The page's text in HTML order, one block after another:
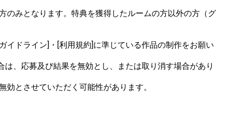
のみとなります。特典を獲得したルームの方以外の方（グ
イドライン]・[利用規約]に準じている作品の制作をお願い
、応募及び結果を無効とし、または取り消す場合があり
とさせていただく可能性があります。